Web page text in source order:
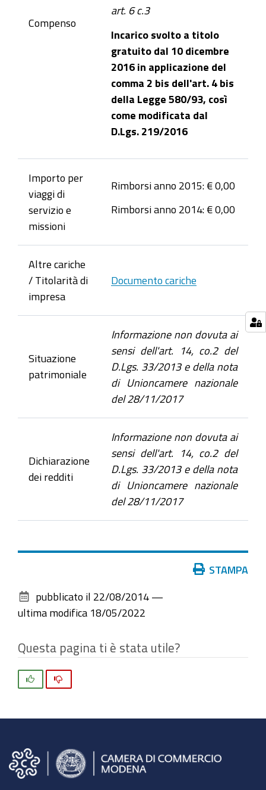
Compenso
art. 6 c.3
Incarico svolto a titolo
gratuito dal 10 dicembre
2016 in applicazione del
comma 2 bis dell'art. 4 bis
della Legge 580/93, così
come modificata dal
D.Lgs. 219/2016
Importo per
viaggi di
servizio e
missioni
Rimborsi anno 2015: € 0,00
Rimborsi anno 2014: € 0,00
Altre cariche
/ Titolarità di
impresa
Documento cariche
Situazione
patrimoniale
Informazione non dovuta ai
sensi dell'art. 14, co.2 del
D.Lgs. 33/2013 e della nota
di Unioncamere nazionale
del 28/11/2017
Dichiarazione
dei redditi
Informazione non dovuta ai
sensi dell'art. 14, co.2 del
D.Lgs. 33/2013 e della nota
di Unioncamere nazionale
del 28/11/2017
documento
STAMPA
pubblicato il 22/08/2014 —
ultima modifica 18/05/2022
Questa pagina ti è stata utile?